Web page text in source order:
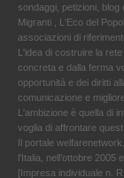
sondaggi, petizioni,
Migranti , L'Eco del
associazioni di
L'idea di costruire la
concreta e dalla ferma
opportunità e dei diritti
comunicazione e
L'ambizione è quella di
voglia di affrontare
Il portale
l'Italia, nell’ottobre
[Impresa individuale n.